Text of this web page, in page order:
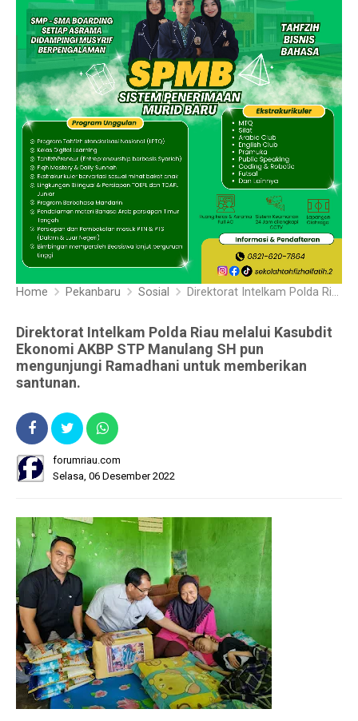
Home Pekanbaru Sosial Direktorat Intelkam Polda Riau melalui Kasubdit Ekonomi AKBP STP Manulang SH pun mengunjungi Ramadhani untuk memberikan santunan.
Direktorat Intelkam Polda Riau melalui Kasubdit
Ekonomi AKBP STP Manulang SH pun
mengunjungi Ramadhani untuk memberikan
santunan.
forumriau.com
Selasa, 06 Desember 2022